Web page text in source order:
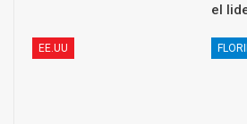
el
EE.UU